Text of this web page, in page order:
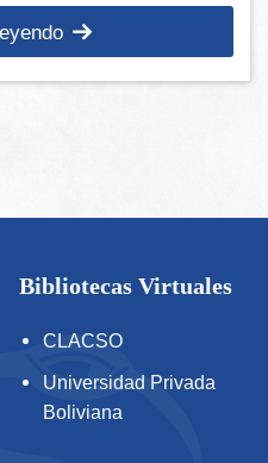
Bibliotecas Virtuales
CLACSO
Universidad Privada
Boliviana